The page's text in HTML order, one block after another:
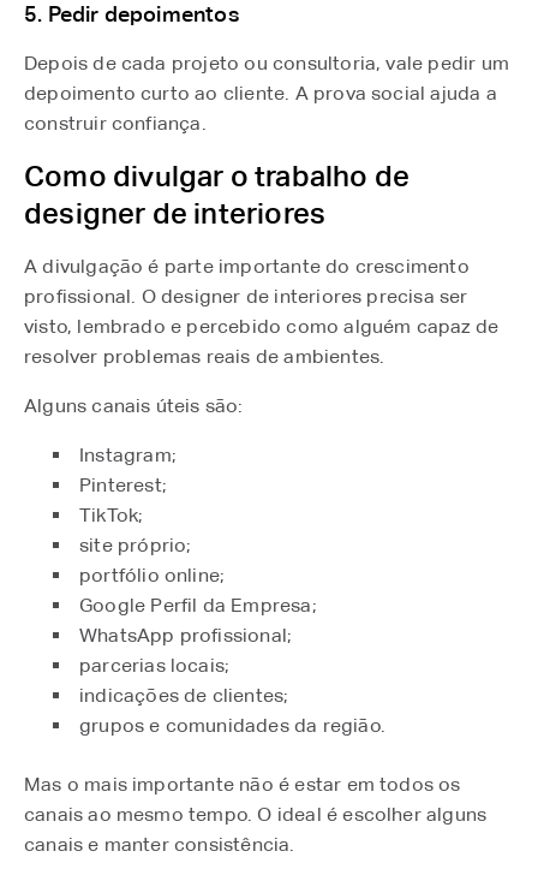
5. Pedir depoimentos
Depois de cada projeto ou consultoria, vale pedir um
depoimento curto ao cliente. A prova social ajuda a
construir confiança.
Como divulgar o trabalho de
designer de interiores
A divulgação é parte importante do crescimento
profissional. O designer de interiores precisa ser
visto, lembrado e percebido como alguém capaz de
resolver problemas reais de ambientes.
Alguns canais úteis são:
Instagram;
Pinterest;
TikTok;
site próprio;
portfólio online;
Google Perfil da Empresa;
WhatsApp profissional;
parcerias locais;
indicações de clientes;
grupos e comunidades da região.
Mas o mais importante não é estar em todos os
canais ao mesmo tempo. O ideal é escolher alguns
canais e manter consistência.